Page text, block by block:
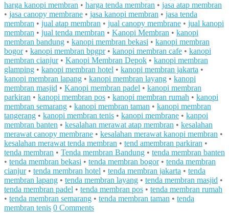
harga kanopi membran • harga tenda membran • jasa atap membran
• jasa canopy membrane • jasa kanopi membran • jasa tenda
membran • jual atap membran • jual canopy membrane • jual kanopi
membran • jual tenda membran • Kanopi Membran • kanopi
membran bandung • kanopi membran bekasi • kanopi membran
bogor• kanopi membran bpgpr• kanopi membran cafe • kanopi
membran cianjur• Kanopi Membran Depok • kanopi membran
glamping • kanopi membran hotel • kanopi membran jakarta •
kanopi membran lapang • kanopi membran layang • kanopi
membran masjid • Kanopi membran padel • kanopi membran
parkiran • kanopi membran pos • kanopi membran rumah • kanopi
membran semarang • kanopi membran taman • kanopi membran
tangerang • kanopi membran tenis • kanopi membrane • kanpoi
membran banten • kesalahan merawat atap membran • kesalahan
merawat canopy membrane • kesalahan merawat kanopi membran •
kesalahan merawat tenda membran • tend amembran parkiran •
tenda membran • Tenda membran Bandung • tenda membran banten
• tenda membran bekasi • tenda membran bogor• tenda membran
cianjur• tenda membran hotel • tenda membran jakarta • tenda
membran lapang • tenda membran layang • tenda membran masjid •
tenda membran padel • tenda membran pos • tenda membran rumah
• tenda membran semarang • tenda membran taman • tenda
membran tenis 0 Comments